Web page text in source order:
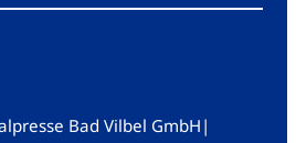
Bad Vilbel GmbH |